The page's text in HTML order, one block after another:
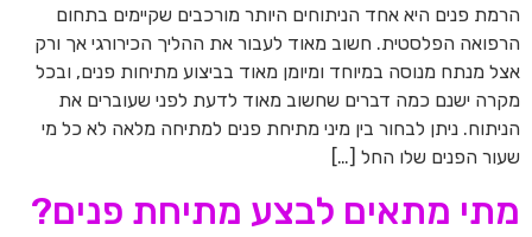
הרמת פנים היא אחד הניתוחים היותר מורכבים שקיימים בתחום
הרפואה הפלסטית. חשוב מאוד לעבור את ההליך הכירורגי אך ורק
אצל מנתח מנוסה במיוחד ומיומן מאוד בביצוע מתיחות פנים, ובכל
מקרה ישנם כמה דברים שחשוב מאוד לדעת לפני שעוברים את
הניתוח. ניתן לבחור בין מיני מתיחת פנים למתיחה מלאה לא כל מי
שעור הפנים שלו החל […]
מתי מתאים לבצע מתיחת פנים?